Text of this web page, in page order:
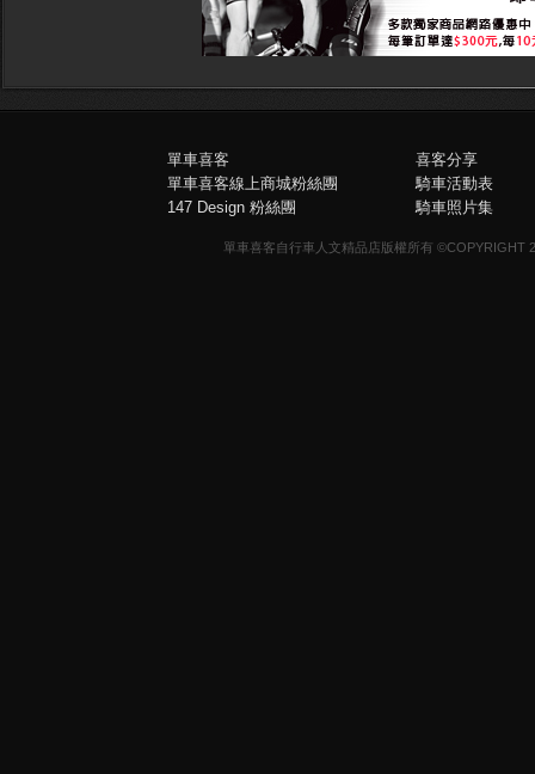
單車喜客
單車喜客線上商城粉絲團
147 Design 粉絲團
喜客分享
騎車活動表
騎車照片集
單車喜客自行車人文精品店版權所有